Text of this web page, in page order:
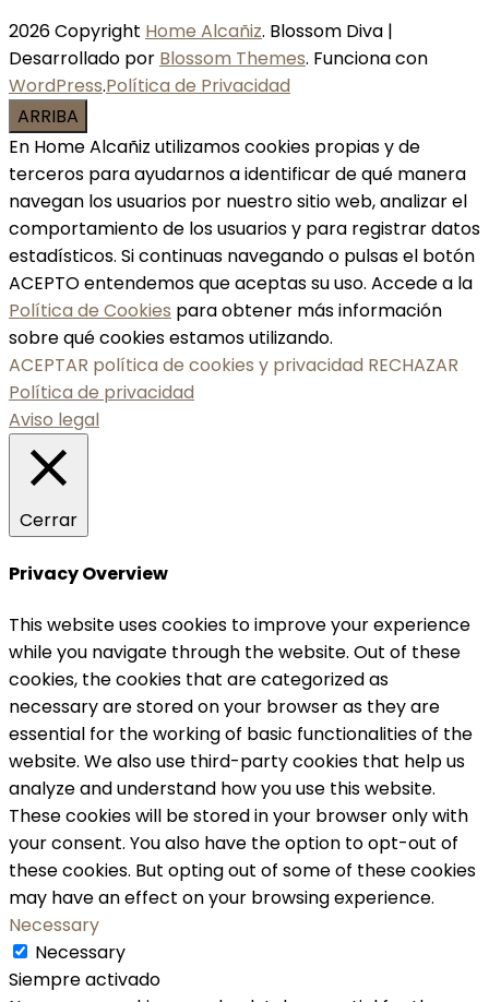
2026 Copyright Home Alcañiz. Blossom Diva |
Desarrollado por Blossom Themes. Funciona con
WordPress.Política de Privacidad
ARRIBA
En Home Alcañiz utilizamos cookies propias y de
terceros para ayudarnos a identificar de qué manera
navegan los usuarios por nuestro sitio web, analizar el
comportamiento de los usuarios y para registrar datos
estadísticos. Si continuas navegando o pulsas el botón
ACEPTO entendemos que aceptas su uso. Accede a la
Política de Cookies para obtener más información
sobre qué cookies estamos utilizando.
ACEPTAR política de cookies y privacidad RECHAZAR
Política de privacidad
Aviso legal
Cerrar
Privacy Overview
This website uses cookies to improve your experience
while you navigate through the website. Out of these
cookies, the cookies that are categorized as
necessary are stored on your browser as they are
essential for the working of basic functionalities of the
website. We also use third-party cookies that help us
analyze and understand how you use this website.
These cookies will be stored in your browser only with
your consent. You also have the option to opt-out of
these cookies. But opting out of some of these cookies
may have an effect on your browsing experience.
Necessary
Necessary
Siempre activado